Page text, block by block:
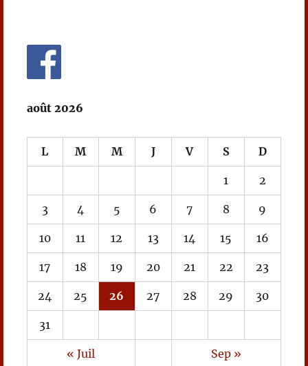
août 2026
L M M J V S D
1 2
3 4 5 6 7 8 9
10 11 12 13 14 15 16
17 18 19 20 21 22 23
24 25 26 27 28 29 30
31
« Juil Sep »